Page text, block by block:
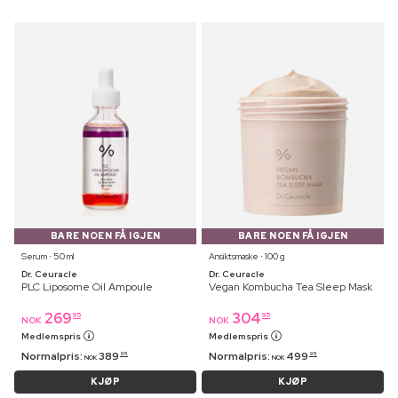
BARE NOEN FÅ IGJEN
Serum ⋅ 50 ml
Dr. Ceuracle
PLC Liposome Oil Ampoule
NOK 269 95
Medlemspris
Normalpris: NOK 389 95
KJØP
BARE NOEN FÅ IGJEN
Ansiktsmaske ⋅ 100 g
Dr. Ceuracle
Vegan Kombucha Tea Sleep Mask
NOK 304 95
Medlemspris
Normalpris: NOK 499 95
KJØP